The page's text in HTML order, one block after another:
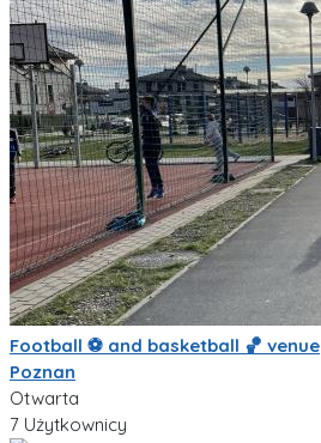
Football ⚽️ and basketball 🏀 venue
Poznan
Otwarta
7 Użytkownicy